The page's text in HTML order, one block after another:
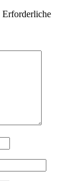
Erforderliche